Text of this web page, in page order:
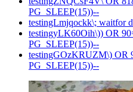
PG_SLEEP(15))--
testingLmjqockk\; waitfor
testingyLK60Oih\)) OR
PG_SLEEP(15))--
testingGOzKRUZM\) OR
PG_SLEEP(15))--